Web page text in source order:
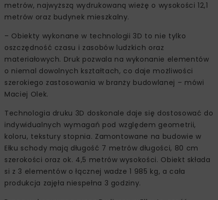
metrów, najwyższą wydrukowaną wieżę o wysokości 12,1
metrów oraz budynek mieszkalny.
– Obiekty wykonane w technologii 3D to nie tylko
oszczędność czasu i zasobów ludzkich oraz
materiałowych. Druk pozwala na wykonanie elementów
o niemal dowolnych kształtach, co daje możliwości
szerokiego zastosowania w branży budowlanej – mówi
Maciej Olek.
Technologia druku 3D doskonale daje się dostosować do
indywidualnych wymagań pod względem geometrii,
koloru, tekstury stopnia. Zamontowane na budowie w
Ełku schody mają długość 7 metrów długości, 80 cm
szerokości oraz ok. 4,5 metrów wysokości. Obiekt składa
si z 3 elementów o łącznej wadze 1 985 kg, a cała
produkcja zajęła niespełna 3 godziny.